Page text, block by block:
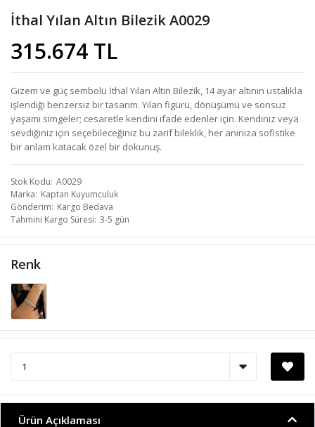
İthal Yılan Altın Bilezik A0029
315.674 TL
Gizem ve güç sembolü İthal Yılan Altın Bilezik, 14 ayar altının ustalıkla
işlendiği benzersiz bir tasarım. Yılan figürü, dönüşümü ve sonsuz
yaşamı simgeler; cesaretle kendini ifade edenler için. Kendiniz veya
sevdiğiniz için seçebileceğiniz bu zarif bileklik, her anınıza sofistike
bir anlam katacak özel bir dokunuş.
Stok Kodu A0029
Marka Kaptan Kuyumculuk
Gönderim Kargo Bedava
Tahmini Kargo Süresi 3-5 gün
Renk
Ürün Açıklaması